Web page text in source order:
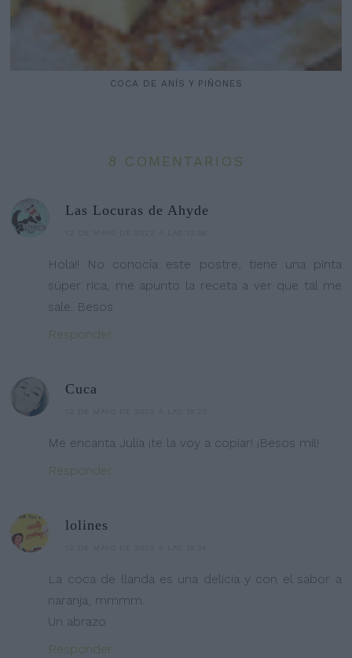
COCA DE ANÍS Y PIÑONES
8 COMENTARIOS
Las Locuras de Ahyde
Hola!! No conocía este postre, tiene una pinta
súper rica, me apunto la receta a ver que tal me
sale. Besos
Responder
Cuca
Me encanta Julia ¡te la voy a copiar! ¡Besos mil!
Responder
lolines
La coca de llanda es una delicia y con el sabor a
naranja, mmmm.
Un abrazo
Responder